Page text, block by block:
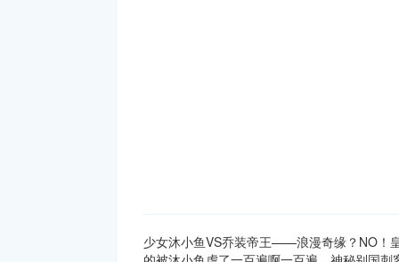
少女沐小鱼VS乔装帝王——浪漫奇缘？NO！